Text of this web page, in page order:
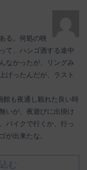
る。何処の映
て、ハシゴ酒する途中
なかったが、リングみ
げったんだが、ラスト
館も夜通し観れた良い時
いが、夜遊びに出掛け
バイクで行くか、行っ
が出来たな。
む